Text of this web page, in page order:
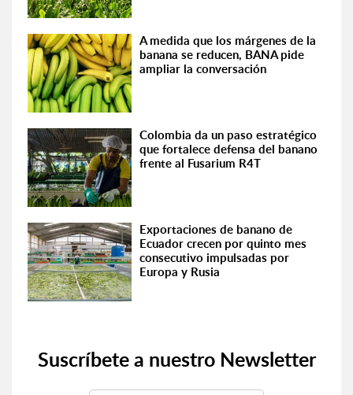
A medida que los márgenes de la
banana se reducen, BANA pide
ampliar la conversación
Colombia da un paso estratégico
que fortalece defensa del banano
frente al Fusarium R4T
Exportaciones de banano de
Ecuador crecen por quinto mes
consecutivo impulsadas por
Europa y Rusia
Suscríbete a nuestro Newsletter